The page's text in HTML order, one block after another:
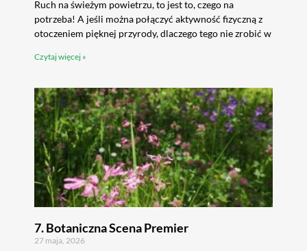
Ruch na świeżym powietrzu, to jest to, czego na
potrzeba! A jeśli można połączyć aktywność fizyczną z
otoczeniem pięknej przyrody, dlaczego tego nie zrobić w
Czytaj więcej »
7. Botaniczna Scena Premier
27 maja, 2026